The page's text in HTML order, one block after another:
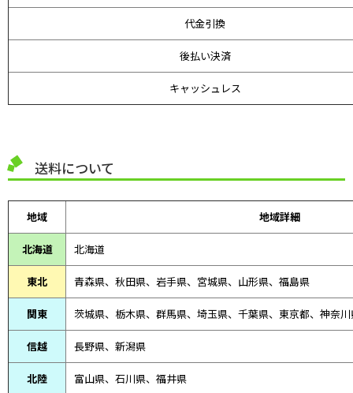
代金引換
後払い決済
キャッシュレス
送料について
地域 地域詳細
北海道 北海道
東北 青森県、 秋田県、 岩手県、宮城県、山形県、福島県
関東 茨城県、栃木県、群馬県、埼玉県、千葉県、東京都、神奈
信越 長野県、新潟県
北陸 富山県、 石川県、 福井県